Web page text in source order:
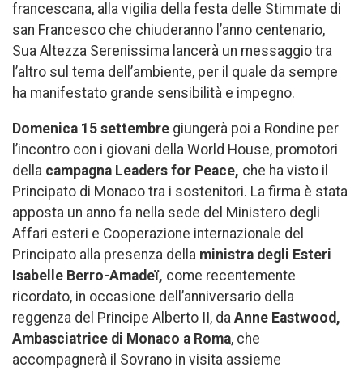
francescana, alla vigilia della festa delle Stimmate di
san Francesco che chiuderanno l’anno centenario,
Sua Altezza Serenissima lancerà un messaggio tra
l’altro sul tema dell’ambiente, per il quale da sempre
ha manifestato grande sensibilità e impegno.
Domenica 15 settembre giungerà poi a Rondine per
l’incontro con i giovani della World House, promotori
della campagna Leaders for Peace, che ha visto il
Principato di Monaco tra i sostenitori. La firma è stata
apposta un anno fa nella sede del Ministero degli
Affari esteri e Cooperazione internazionale del
Principato alla presenza della ministra degli Esteri
Isabelle Berro-Amadeï, come recentemente
ricordato, in occasione dell’anniversario della
reggenza del Principe Alberto II, da Anne Eastwood,
Ambasciatrice di Monaco a Roma, che
accompagnerà il Sovrano in visita assieme